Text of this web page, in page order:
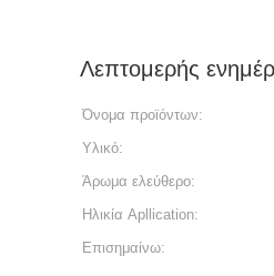
Λεπτομερής
Όνομα προϊόντων:
Υλικό:
Άρωμα ελεύθερο:
Ηλικία Apllication:
Επισημαίνω: